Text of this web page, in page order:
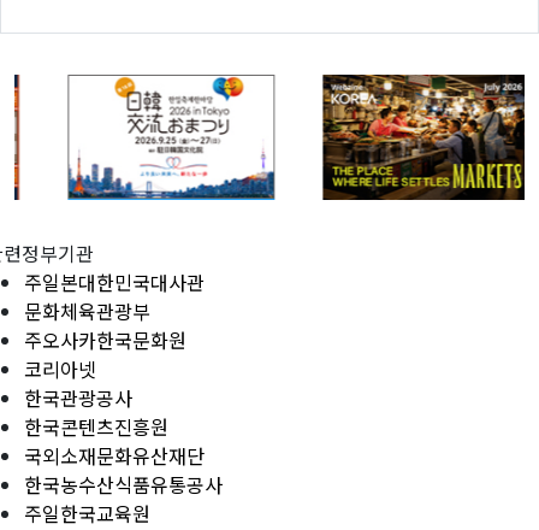
정부기관
주일본대한민국대사관
문화체육관광부
주오사카한국문화원
코리아넷
한국관광공사
한국콘텐츠진흥원
국외소재문화유산재단
한국농수산식품유통공사
주일한국교육원